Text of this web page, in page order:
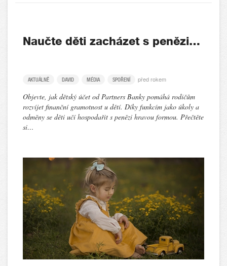
Naučte děti zacházet s penězi…
AKTUÁLNĚ DAVID MÉDIA SPOŘENÍ před rokem
Objevte, jak dětský účet od Partners Banky pomáhá rodičům
rozvíjet finanční gramotnost u dětí. Díky funkcím jako úkoly a
odměny se děti učí hospodařit s penězi hravou formou. Přečtěte
si…